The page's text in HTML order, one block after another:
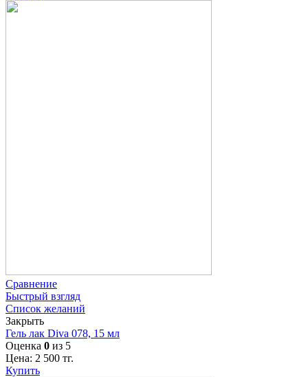
Сравнение
Быстрый взгляд
Список желаний
Закрыть
Гель лак Diva 078, 15 мл
Оценка 0 из 5
Цена: 2 500 тг.
Купить